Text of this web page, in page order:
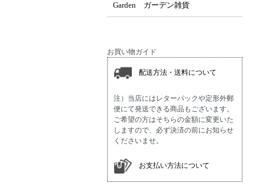
Garden ガーデン雑貨
お買い物ガイド
配送方法・送料について
注）当店にはレターパックや定形外郵
便にて発送できる商品もございます。
ご希望の方はそちらの金額に変更いた
しますので、必ず決済の前にお知らせ
くださいませ。
お支払い方法について